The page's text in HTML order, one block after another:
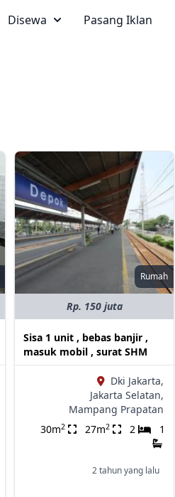
Disewa Pasang Iklan
Rumah
Rp. 150 juta
Sisa 1 unit , bebas banjir ,
masuk mobil , surat SHM
Dki Jakarta,
Jakarta Selatan,
Mampang Prapatan
30m2 27m2 2 1
2 tahun yang lalu